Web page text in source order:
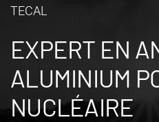
TECAL
EXPERT EN
ALUMINIUM
NUCLÉAIRE